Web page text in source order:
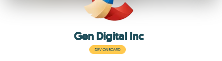
Gen Digital Inc
DEV ONBOARD